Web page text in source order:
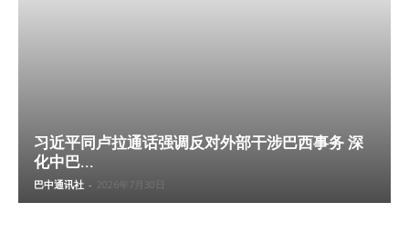
习近平同卢拉通话强调反对外部干涉巴西事务 深
化中巴...
巴中通讯社 - 2026年7月30日